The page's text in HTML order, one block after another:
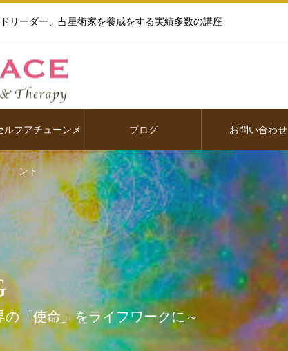
リーダー、占星術家を養成をする実績多数の講座
ルフアチューンメ
ント
ブログ お問い合わせ
「使命」をライフワークに～